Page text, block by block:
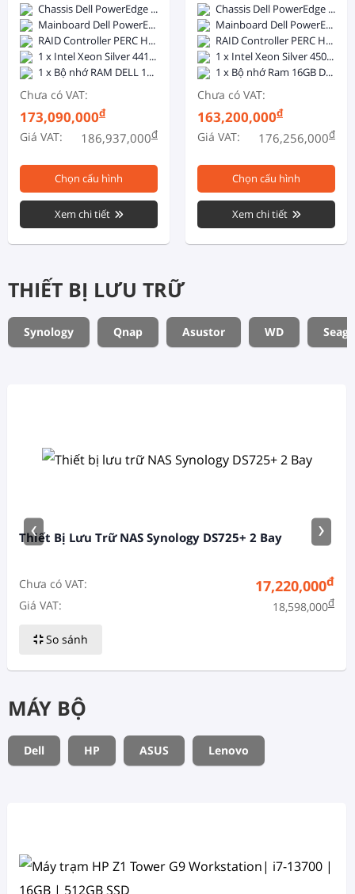
Chassis Dell PowerEdge R760xs 8x3.5-inch - Dual, Hot-plug, Power Supply Redundant (1+1), 800W
Mainboard Dell PowerEdge R760xs
RAID Controller PERC H755
1 x Intel Xeon Silver 4410Y (12C/24T, 2.0GHz, 30MB Cache, 150W, DDR5-4000)
1 x Bộ nhớ RAM DELL 16GB DDR5 5600MHz ECC Registered DIMM
Chưa có VAT:
173,090,000đ
Giá VAT: 186,937,000đ
Chọn cấu hình
Xem chi tiết
Chassis Dell PowerEdge R760xs 16x2.5-inch - Dual, Hot-plug, Power Supply Redundant (1+1), 800W
Mainboard Dell PowerEdge R760xs
RAID Controller PERC H755
1 x Intel Xeon Silver 4509Y (8C/16T, 2.6GHz, 22.5MB Cache, 125W, DDR5-4400)
1 x Bộ nhớ Ram 16GB DDR5 5600 ECC RDIMM
Chưa có VAT:
163,200,000đ
Giá VAT: 176,256,000đ
Chọn cấu hình
Xem chi tiết
THIẾT BỊ LƯU TRỮ
Synology Qnap Asustor WD
Thiết Bị Lưu Trữ NAS Synology DS725+ 2 Bay
Chưa có VAT: 17,220,000đ
Giá VAT: 18,598,000đ
So sánh
‹ ›
MÁY BỘ
Dell HP ASUS Lenovo